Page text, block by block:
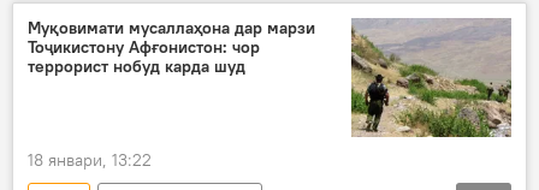
Дар Тоҷикистон
Муқовимати мусаллаҳона дар марзи
Тоҷикистону Афғонистон: чор
террорист нобуд карда шуд
18 январи, 13:22